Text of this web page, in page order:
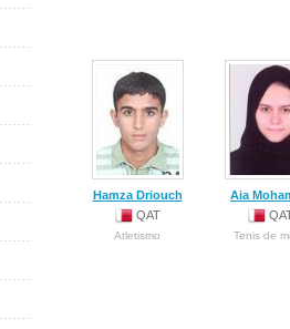
Hamza Driouch
QAT
Atletismo
Aia
Tenis de